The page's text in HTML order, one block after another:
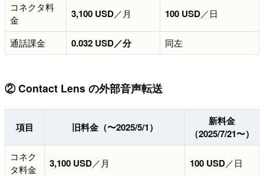
コネクタ料
金
3,100 USD／月 100 USD／日
通話課金 0.032 USD／分 同左
② Contact Lens の外部音声転送
項目 旧料金（〜2025/5/1）
新料金
（2025/7/21〜）
コネク
タ料金
3,100 USD／月 100 USD／日